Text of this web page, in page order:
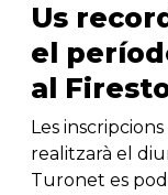
Us
el
al
Les
realitzarà el
Turonet es